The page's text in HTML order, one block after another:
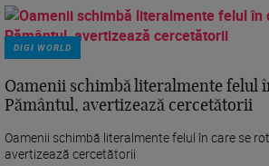
DIGI WORLD
Oamenii schimbă literalmente felul
Pământul, avertizează cercetătorii
Oamenii schimbă literalmente felul în care se
avertizează cercetătorii